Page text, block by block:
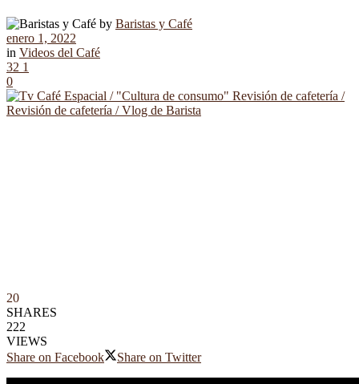
by Baristas y Café
enero 1, 2022
in Videos del Café
32 1
0
20
SHARES
222
VIEWS
Share on Facebook
Share on Twitter